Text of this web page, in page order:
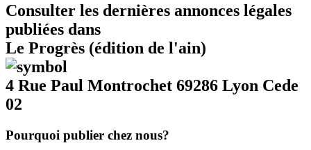
Consulter les dernières annonces légales
publiées dans
Le Progrès (édition de l'ain)
4 Rue Paul Montrochet 69286 Lyon Cede
02
Pourquoi publier chez nous?